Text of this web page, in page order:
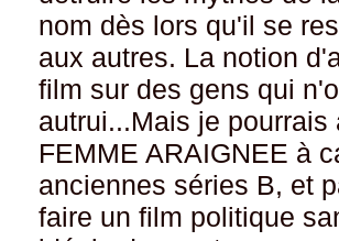
nom dès lors qu'il se
aux autres. La notion
film sur des gens qui
autrui...Mais je
FEMME ARAIGNEE à
anciennes séries B, et
faire un film politique